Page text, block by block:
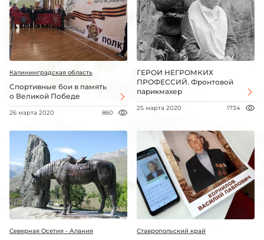
Калининградская область
Спортивные бои в память
о Великой Победе
26 марта 2020 860
ГЕРОИ НЕГРОМКИХ
ПРОФЕССИЙ. Фронтовой
парикмахер
25 марта 2020 1734
Северная Осетия - Алания Ставропольский край